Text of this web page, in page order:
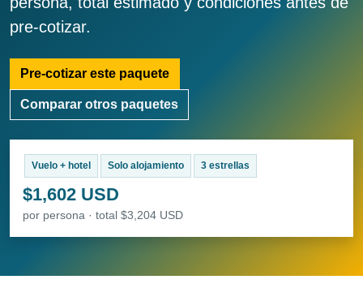
pre-cotizar.
Pre-cotizar este paquete
Comparar otros paquetes
Vuelo + hotel Solo alojamiento 3 estrellas
$1,602 USD
por persona · total $3,204 USD